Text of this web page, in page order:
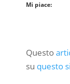
Mi piace:
Questo
su questo